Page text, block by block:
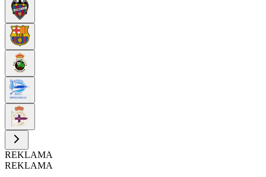
REKLAMA
REKLAMA